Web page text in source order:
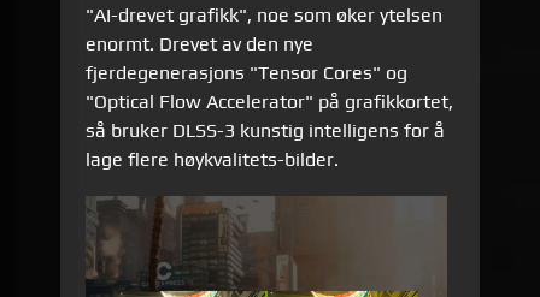
"AI-drevet grafikk", noe som øker ytelsen
enormt. Drevet av den nye
fjerdegenerasjons "Tensor Cores" og
"Optical Flow Accelerator" på grafikkortet,
så bruker DLSS-3 kunstig intelligens for å
lage flere høykvalitets-bilder.